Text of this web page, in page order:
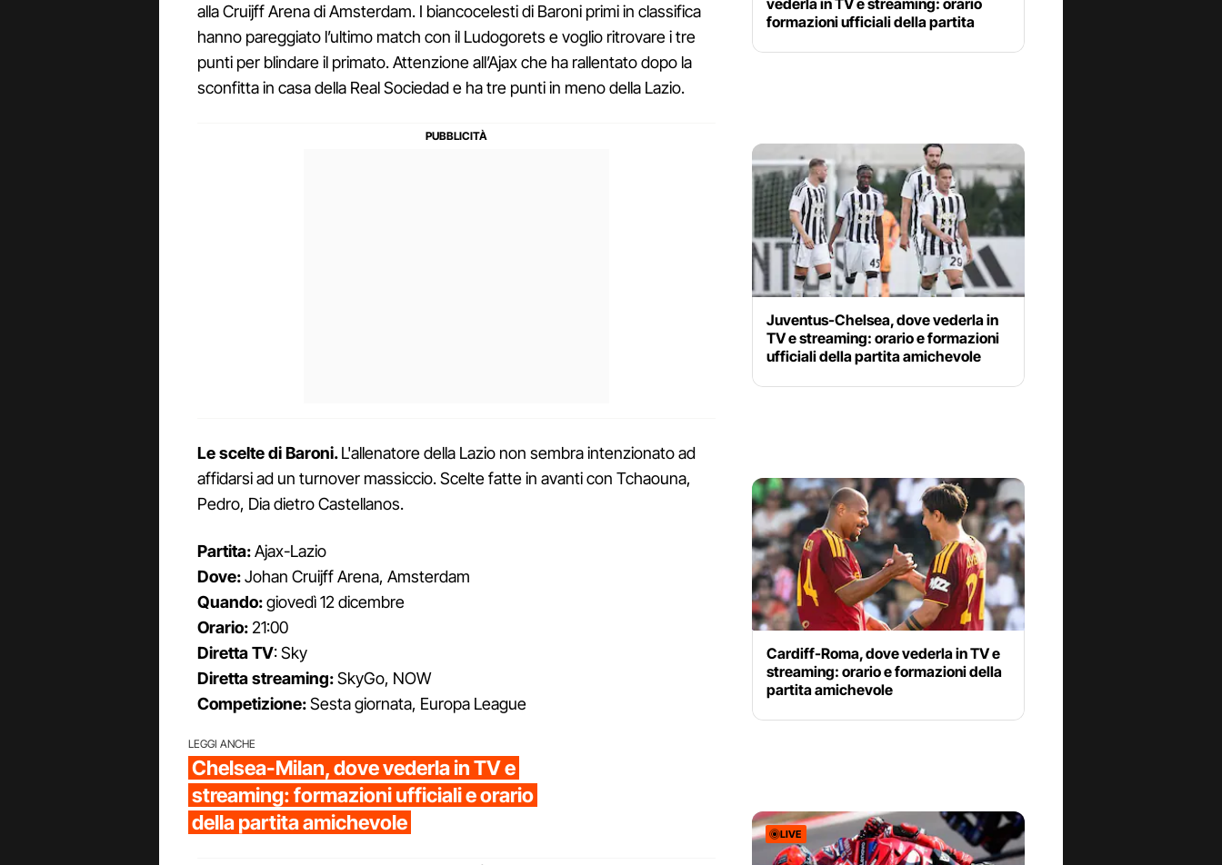
alla Cruijff Arena di Amsterdam. I biancocelesti di Baroni primi in classifica
hanno pareggiato l’ultimo match con il Ludogorets e voglio ritrovare i tre
punti per blindare il primato. Attenzione all’Ajax che ha rallentato dopo la
sconfitta in casa della Real Sociedad e ha tre punti in meno della Lazio.
Le scelte di Baroni.L'allenatore della Lazio non sembra intenzionato ad
affidarsi ad un turnover massiccio. Scelte fatte in avanti con Tchaouna,
Pedro, Dia dietro Castellanos.
Partita:Ajax-Lazio
Dove:Johan Cruijff Arena, Amsterdam
Quando:giovedì 12 dicembre
Orario: 21:00
Diretta TV: Sky
Diretta streaming:SkyGo, NOW
Competizione:Sesta giornata, Europa League
LEGGI ANCHE
Chelsea-Milan, dove vederla in TV e
streaming: formazioni ufficiali e orario
della partita amichevole
formazioni ufficiali della partita
Juventus-Chelsea, dove vederla in
TV e streaming: orario e formazioni
ufficiali della partita amichevole
Cardiff-Roma, dove vederla in TV e
streaming: orario e formazioni della
partita amichevole
LIVE